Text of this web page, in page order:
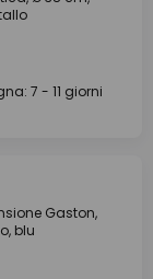
7 - 11 giorni
Gaston,
blu